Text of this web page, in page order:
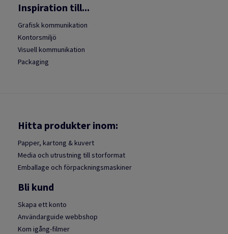
Inspiration till...
Grafisk kommunikation
Kontorsmiljö
Visuell kommunikation
Packaging
Hitta produkter inom:
Papper, kartong & kuvert
Media och utrustning till storformat
Emballage och förpackningsmaskiner
Bli kund
Skapa ett konto
Användarguide webbshop
Kom igång-filmer